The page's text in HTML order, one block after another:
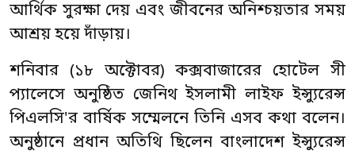
আর্থিক সুরক্ষা দেয় এবং জীবনের অনিশ্চয়তার সময়
আশ্রয় হয়ে দাঁড়ায়।
শনিবার (১৮ অক্টোবর) কক্সবাজারের হোটেল সী
প্যালেসে অনুষ্ঠিত জেনিথ ইসলামী লাইফ ইন্স্যুরেন্স
পিএলসি'র বার্ষিক সম্মেলনে তিনি এসব কথা বলেন।
অনুষ্ঠানে প্রধান অতিথি ছিলেন বাংলাদেশ ইন্স্যুরেন্স